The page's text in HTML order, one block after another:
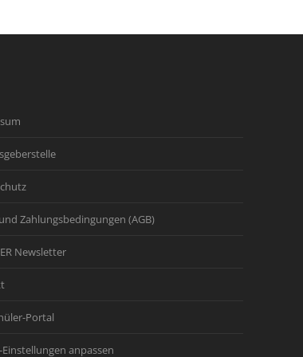
Zahlungsbedingungen (AGB)
Newsletter
Portal
Einstellungen anpassen